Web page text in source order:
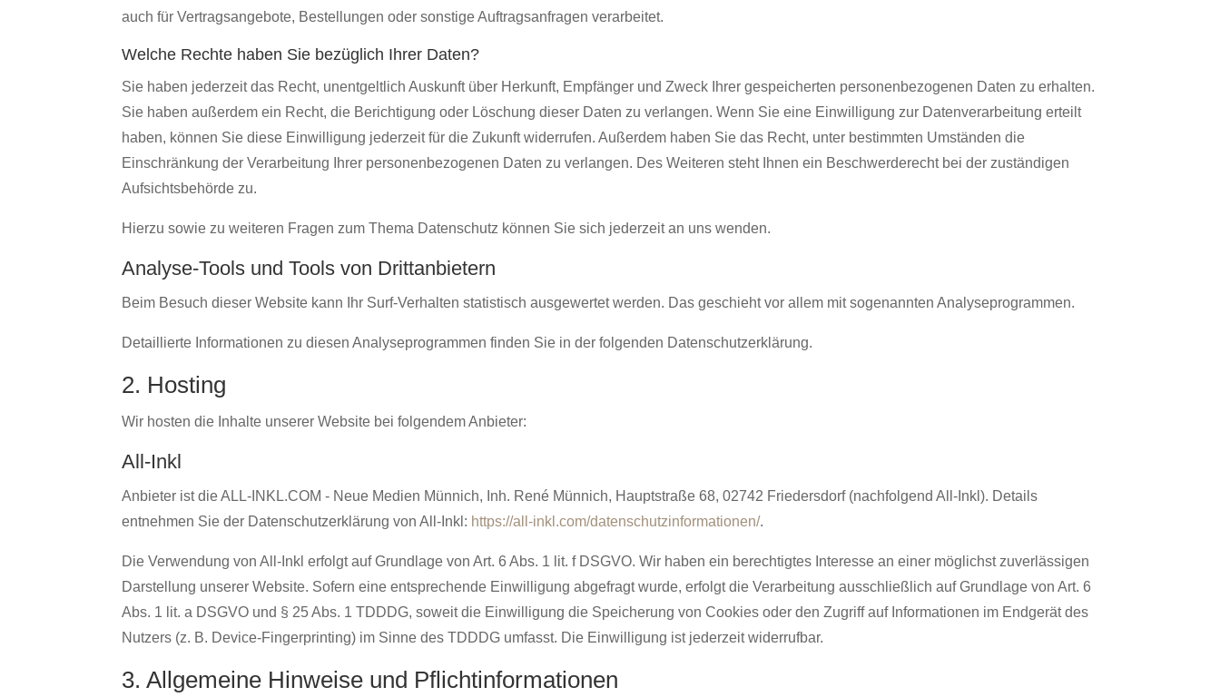
auch für Vertragsangebote, Bestellungen oder sonstige Auftragsanfragen verarbeitet.
Welche Rechte haben Sie bezüglich Ihrer Daten?
Sie haben jederzeit das Recht, unentgeltlich Auskunft über Herkunft, Empfänger und Zweck Ihrer gespeicherten personenbezogenen Daten zu erhalten.
Sie haben außerdem ein Recht, die Berichtigung oder Löschung dieser Daten zu verlangen. Wenn Sie eine Einwilligung zur Datenverarbeitung erteilt
haben, können Sie diese Einwilligung jederzeit für die Zukunft widerrufen. Außerdem haben Sie das Recht, unter bestimmten Umständen die
Einschränkung der Verarbeitung Ihrer personenbezogenen Daten zu verlangen. Des Weiteren steht Ihnen ein Beschwerderecht bei der zuständigen
Aufsichtsbehörde zu.
Hierzu sowie zu weiteren Fragen zum Thema Datenschutz können Sie sich jederzeit an uns wenden.
Analyse-Tools und Tools von Dritt­anbietern
Beim Besuch dieser Website kann Ihr Surf-Verhalten statistisch ausgewertet werden. Das geschieht vor allem mit sogenannten Analyseprogrammen.
Detaillierte Informationen zu diesen Analyseprogrammen finden Sie in der folgenden Datenschutzerklärung.
2. Hosting
Wir hosten die Inhalte unserer Website bei folgendem Anbieter:
All-Inkl
Anbieter ist die ALL-INKL.COM - Neue Medien Münnich, Inh. René Münnich, Hauptstraße 68, 02742 Friedersdorf (nachfolgend All-Inkl). Details
entnehmen Sie der Datenschutzerklärung von All-Inkl: https://all-inkl.com/datenschutzinformationen/.
Die Verwendung von All-Inkl erfolgt auf Grundlage von Art. 6 Abs. 1 lit. f DSGVO. Wir haben ein berechtigtes Interesse an einer möglichst zuverlässigen
Darstellung unserer Website. Sofern eine entsprechende Einwilligung abgefragt wurde, erfolgt die Verarbeitung ausschließlich auf Grundlage von Art. 6
Abs. 1 lit. a DSGVO und § 25 Abs. 1 TDDDG, soweit die Einwilligung die Speicherung von Cookies oder den Zugriff auf Informationen im Endgerät des
Nutzers (z. B. Device-Fingerprinting) im Sinne des TDDDG umfasst. Die Einwilligung ist jederzeit widerrufbar.
3. Allgemeine Hinweise und Pflicht­informationen